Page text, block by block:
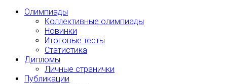
Олимпиады
Коллективные олимпиады
Новинки
Итоговые тесты
Статистика
Дипломы
Личные странички
Публикации